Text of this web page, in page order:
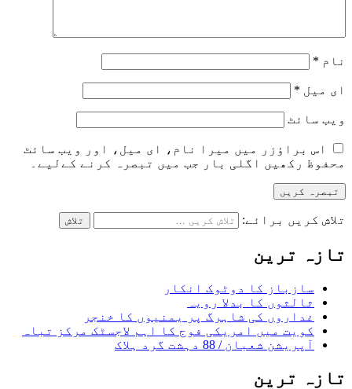
نام *
ای میل *
ویب‌ سائٹ
اس براؤزر میں میرا نام، ای میل، اور ویب سائٹ
محفوظ رکھیں اگلی بار جب میں تبصرہ کرنے کےلیے۔
تلاش کریں برائے:
تازہ ترین
سازباز کا دوٹوک انکار
ثالثوں کا بدلا رویہ
غداروں کی شاہرگ پر یمنیوں کا خنجر
کویت میں امریکی فوج کا اہم لاجسٹک مرکز تباہ
آپریشن شعبان / 88 دہشت گرد ہلاک
تازہ ترین